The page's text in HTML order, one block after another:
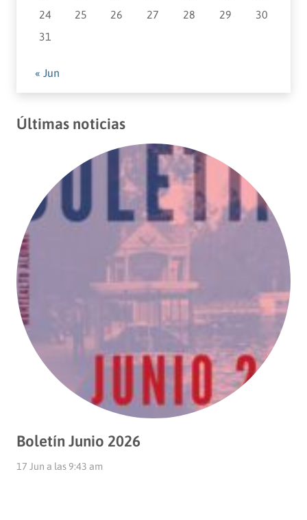
24
25 26 27 28 29
30
31
« Jun
Últimas noticias
Boletín Junio 2026
17 Jun a las 9:43 am